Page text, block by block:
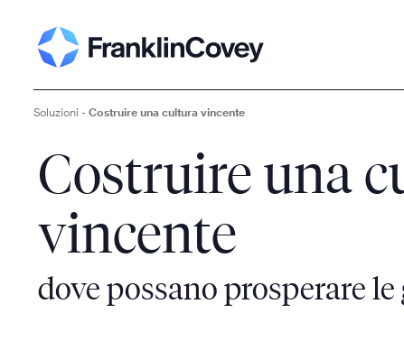
Soluzioni - Costruire una cultura vincente
Costruire una
vincente
dove possano prosperare